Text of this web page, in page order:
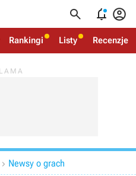
  
Rankingi Listy Recenzje
 Newsy o grach